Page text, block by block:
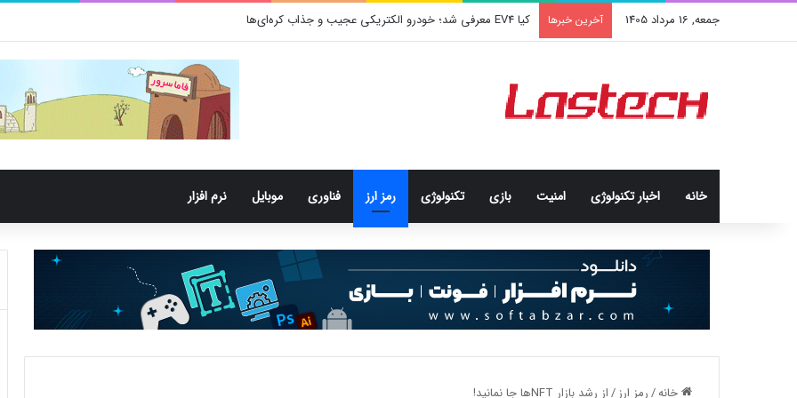
جمعه, 16 مرداد 1405 آخرین خبرها کیا EV4 معرفی شد؛ خودرو الکتریکی عجیب و جذاب کره‌ای‌ها
خانه اخبار تکنولوژی امنيت بازی تکنولوژی رمز ارز فناوری موبایل نرم افزار
خانه/رمز ارز/از رشد بازار NFTها جا نمانید!